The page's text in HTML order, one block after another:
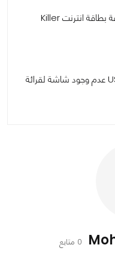
سعر جيد بطاقة صوتية جيدة اضافة بطاقة انترنت Killer
عدم تواجد مدخل USB3.1 Type-C عدم وجود شاشة لقرائة
0 متابع